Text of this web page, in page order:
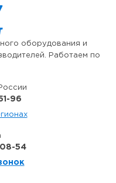
оборудования и
Работаем по
96
54